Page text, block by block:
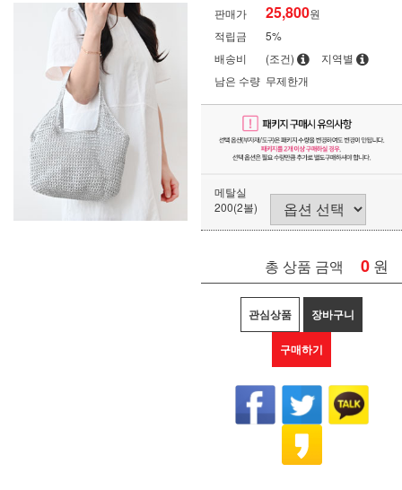
판매가 25,800원
적립금
5%
배송비
(조건)
지역별
남은 수량 무제한개
메탈실
200(2볼)
총 상품 금액 0 원
관심상품 장바구니
구매하기